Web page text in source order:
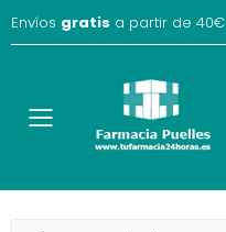
Envíos gratis a partir de 40€
Toggle